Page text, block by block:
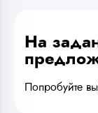
На
Попробуйте